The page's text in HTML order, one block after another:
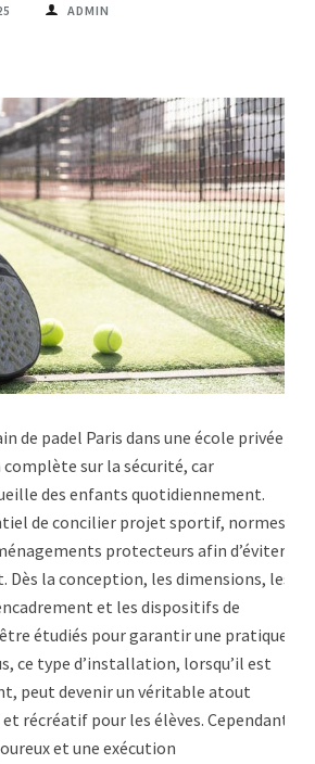
ADMIN
de padel Paris dans une école privée
sur la sécurité, car
des enfants quotidiennement.
de concilier projet sportif, normes
protecteurs afin d’éviter
Dès la conception, les dimensions, les
et les dispositifs de
étudiés pour garantir une pratique
ce type d’installation, lorsqu’il est
peut devenir un véritable atout
récréatif pour les élèves. Cependant,
et une exécution